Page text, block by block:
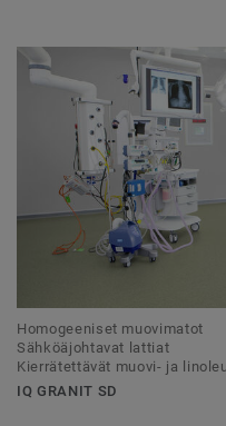
Homogeeniset muovimatot
Sähköäjohtavat lattiat
Kierrätettävät muovi- ja
IQ GRANIT SD